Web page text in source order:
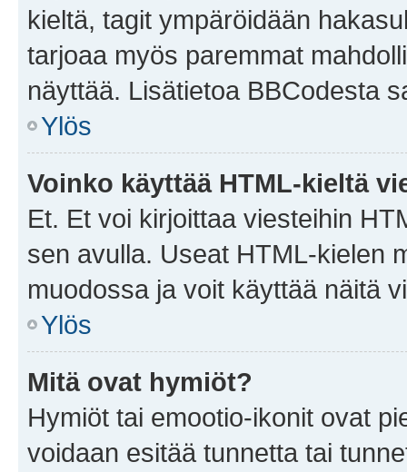
kieltä, tagit ympäröidään
tarjoaa myös paremmat
näyttää. Lisätietoa BBCodesta
Ylös
Voinko käyttää HTML-kieltä
Et. Et voi kirjoittaa viesteihin
sen avulla. Useat HTML-kielen
muodossa ja voit käyttää näitä
Ylös
Mitä ovat hymiöt?
Hymiöt tai emootio-ikonit ovat
voidaan esitää tunnetta tai